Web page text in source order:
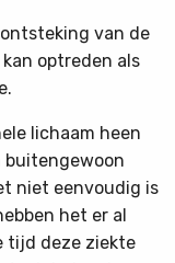
van de
optreden als
lichaam heen
buitengewoon
niet eenvoudig is
het er al
tijd deze ziekte